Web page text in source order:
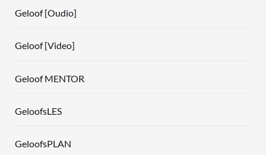
Geloof [Oudio]
Geloof [Video]
Geloof MENTOR
GeloofsLES
GeloofsPLAN